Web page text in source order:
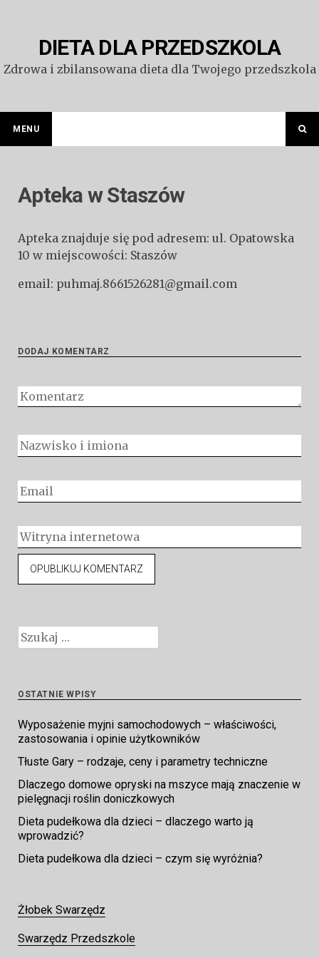
DIETA DLA PRZEDSZKOLA
Zdrowa i zbilansowana dieta dla Twojego przedszkola
MENU
Apteka w Staszów
Apteka znajduje się pod adresem: ul. Opatowska
10 w miejscowości: Staszów
email: puhmaj.8661526281@gmail.com
DODAJ KOMENTARZ
Szukaj:
OSTATNIE WPISY
Wyposażenie myjni samochodowych – właściwości,
zastosowania i opinie użytkowników
Tłuste Gary – rodzaje, ceny i parametry techniczne
Dlaczego domowe opryski na mszyce mają znaczenie w
pielęgnacji roślin doniczkowych
Dieta pudełkowa dla dzieci – dlaczego warto ją
wprowadzić?
Dieta pudełkowa dla dzieci – czym się wyróżnia?
Żłobek Swarzędz
Swarzędz Przedszkole